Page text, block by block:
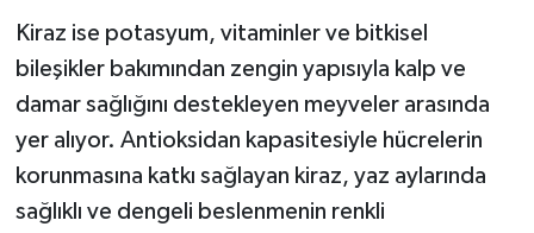
Kiraz ise potasyum, vitaminler ve bitkisel
bileşikler bakımından zengin yapısıyla kalp ve
damar sağlığını destekleyen meyveler arasında
yer alıyor. Antioksidan kapasitesiyle hücrelerin
korunmasına katkı sağlayan kiraz, yaz aylarında
sağlıklı ve dengeli beslenmenin renkli